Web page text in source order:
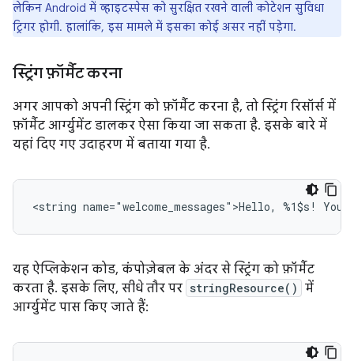
लेकिन Android में व्हाइटस्पेस को सुरक्षित रखने वाली कोटेशन सुविधा
ट्रिगर होगी. हालांकि, इस मामले में इसका कोई असर नहीं पड़ेगा.
स्ट्रिंग फ़ॉर्मैट करना
अगर आपको अपनी स्ट्रिंग को फ़ॉर्मैट करना है, तो स्ट्रिंग रिसॉर्स में
फ़ॉर्मैट आर्ग्युमेंट डालकर ऐसा किया जा सकता है. इसके बारे में
यहां दिए गए उदाहरण में बताया गया है.
<string name="welcome_messages">Hello, %1$s! You
यह ऐप्लिकेशन कोड, कंपोज़ेबल के अंदर से स्ट्रिंग को फ़ॉर्मैट
करता है. इसके लिए, सीधे तौर पर stringResource() में
आर्ग्युमेंट पास किए जाते हैं: